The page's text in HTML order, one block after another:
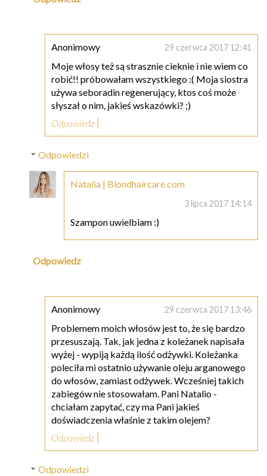
Anonimowy 29 czerwca 2017 12:41
Moje włosy też są strasznie cieknie i nie wiem co
robić!! próbowałam wszystkiego :( Moja siostra
używa seboradin regenerujący, ktos coś może
słyszał o nim, jakieś wskazówki? ;)
Odpowiedz
Odpowiedzi
Natalia | Blondhaircare.com
3 lipca 2017 14:14
Szampon uwielbiam :)
Odpowiedz
Anonimowy 29 czerwca 2017 13:46
Problemem moich włosów jest to, że się bardzo
przesuszają. Tak, jak jedna z koleżanek napisała
wyżej - wypiją każdą ilość odżywki. Koleżanka
poleciła mi ostatnio używanie oleju arganowego
do włosów, zamiast odżywek. Wcześniej takich
zabiegów nie stosowałam. Pani Natalio -
chciałam zapytać, czy ma Pani jakieś
doświadczenia właśnie z takim olejem?
Odpowiedz
Odpowiedzi